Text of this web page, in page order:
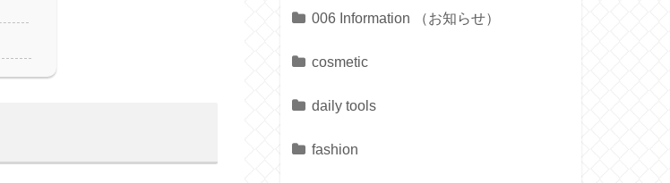
006 Information （お知らせ）
cosmetic
daily tools
fashion